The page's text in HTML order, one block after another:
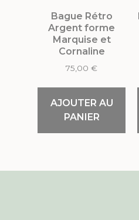
Bague Rétro
Argent forme
Marquise et
Cornaline
75,00 €
AJOUTER AU
PANIER